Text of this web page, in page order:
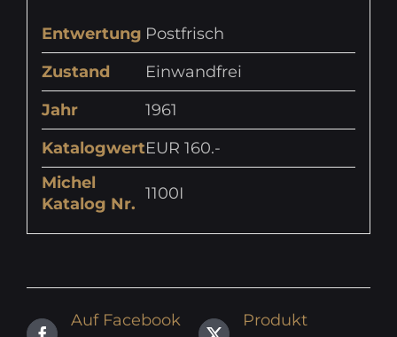
Entwertung Postfrisch
Zustand
Einwandfrei
Jahr
1961
KatalogwertEUR 160.-
Michel
Katalog Nr.
1100I
Auf Facebook
Produkt